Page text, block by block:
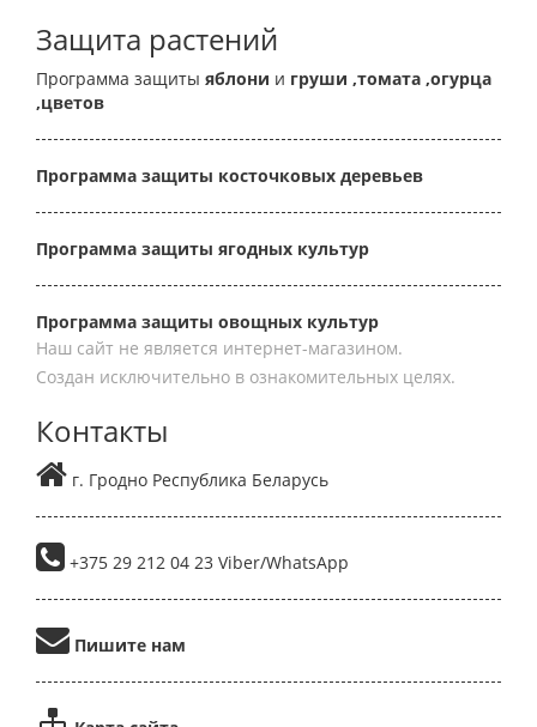
Защита растений
Программа защиты яблони и груши ,томата ,огурца
,цветов
Программа защиты косточковых деревьев
Программа защиты ягодных культур
Программа защиты овощных культур
Наш сайт не является интернет-магазином.
Создан исключительно в ознакомительных целях.
Контакты
г. Гродно Республика Беларусь
+375 29 212 04 23 Viber/WhatsApp
Пишите нам